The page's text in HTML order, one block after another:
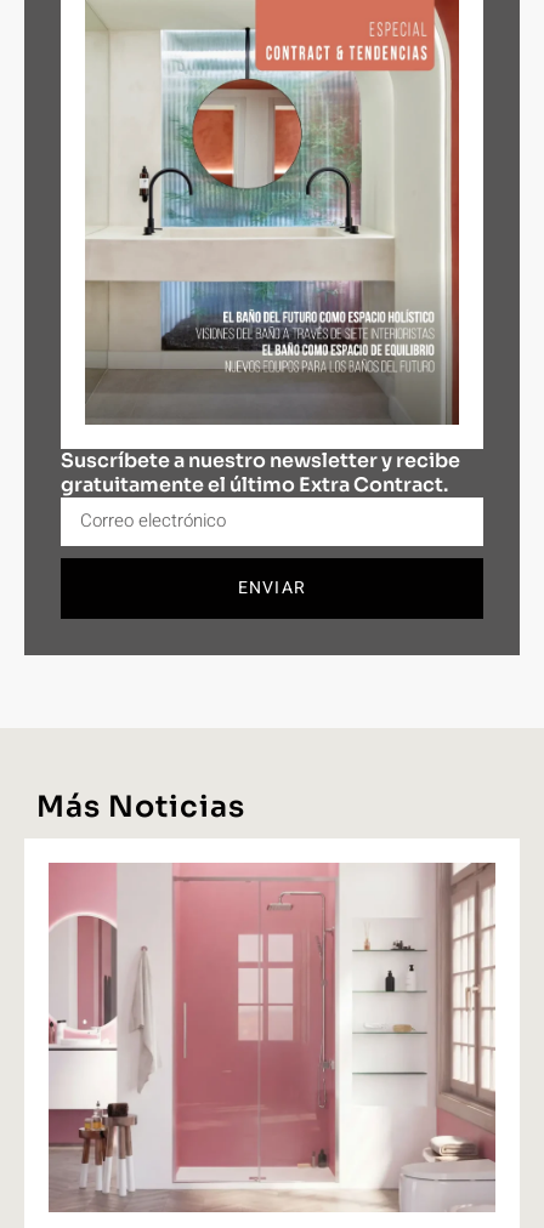
Suscríbete a nuestro newsletter y recibe
gratuitamente el último Extra Contract.
ENVIAR
Más Noticias